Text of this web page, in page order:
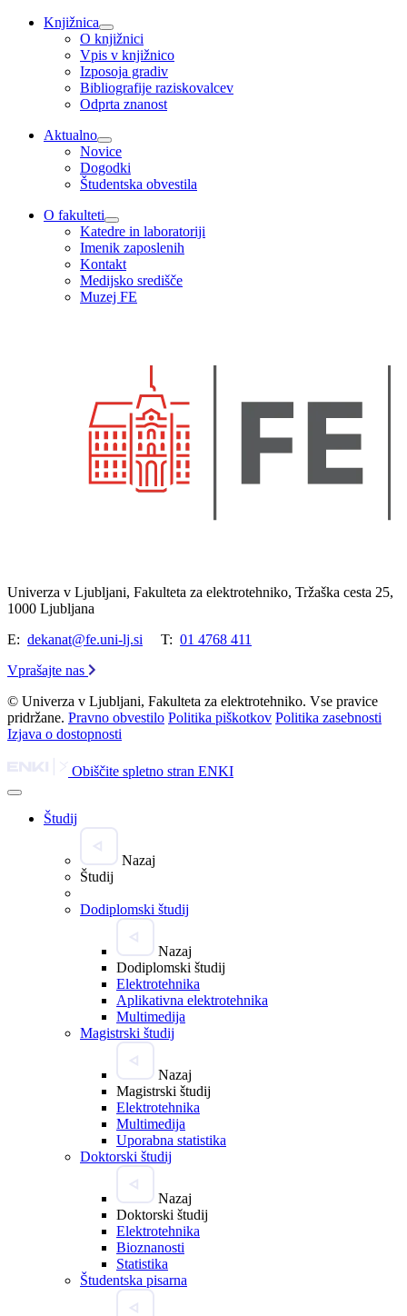
Knjižnica
O knjižnici
Vpis v knjižnico
Izposoja gradiv
Bibliografije raziskovalcev
Odprta znanost
Aktualno
Novice
Dogodki
Študentska obvestila
O fakulteti
Katedre in laboratoriji
Imenik zaposlenih
Kontakt
Medijsko središče
Muzej FE
Univerza v Ljubljani, Fakulteta za elektrotehniko, Tržaška cesta 25,
1000 Ljubljana
E: dekanat@fe.uni-lj.si T: 01 4768 411
Vprašajte nas
© Univerza v Ljubljani, Fakulteta za elektrotehniko. Vse pravice
pridržane. Pravno obvestilo Politika piškotkov Politika zasebnosti
Izjava o dostopnosti
Obiščite spletno stran ENKI
Študij
Nazaj
Študij
Dodiplomski študij
Nazaj
Dodiplomski študij
Elektrotehnika
Aplikativna elektrotehnika
Multimedija
Magistrski študij
Nazaj
Magistrski študij
Elektrotehnika
Multimedija
Uporabna statistika
Doktorski študij
Nazaj
Doktorski študij
Elektrotehnika
Bioznanosti
Statistika
Študentska pisarna